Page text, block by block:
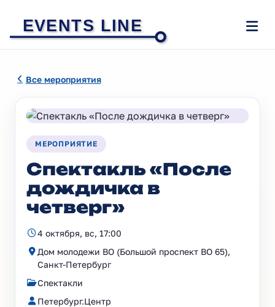
EVENTS LINE
Все мероприятия
МЕРОПРИЯТИЕ
Спектакль «После
дождичка в
четверг»
4 октября, вс, 17:00
Дом молодежи ВО (Большой проспект ВО 65),
Санкт-Петербург
Спектакли
Петербург.Центр